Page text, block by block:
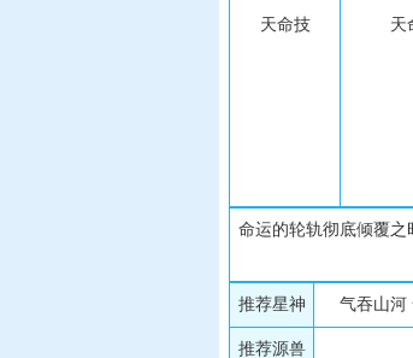
天命技 天
命运的轮轨彻底倾覆
推荐星神 气吞山河
推荐源兽